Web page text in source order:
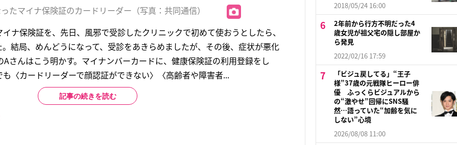
たマイナ保険証のカードリーダー（写真：共同通信）
イナ保険証を、先日、風邪で受診したクリニックで初めて使おうとしたら、
結局、めんどうになって、受診をあきらめましたが、その後、症状が悪化
さんはこう明かす。マイナンバーカードに、健康保険証の利用登録をし
〈カードリーダーで顔認証ができない〉〈高齢者や障害者...
記事の続きを読む
2018/05/24 16:00
2年前から行方不明だった4
歳女児が祖父宅の隠し部屋か
ら発見
2022/02/16 17:59
「ビジュ戻してる」“王子
様”37歳の元戦隊ヒーロー俳
優 ふっくらビジュアルから
の“激やせ”回帰にSNS騒
然…語っていた“加齢を気に
しない”心境
2026/08/08 11:00